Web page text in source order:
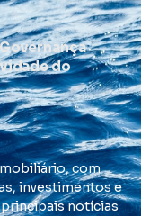
do
com
investimentos e
notícias